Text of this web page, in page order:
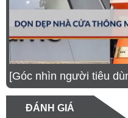
chuẩn
3.Hoạt động êm ái và an
4.Điều khiển linh hoạt
Thông số kĩ thuật sản
Tự động cấp nước
Bộ cấp nước tự động là
[Góc nhìn người tiêu
ĐÁNH GIÁ